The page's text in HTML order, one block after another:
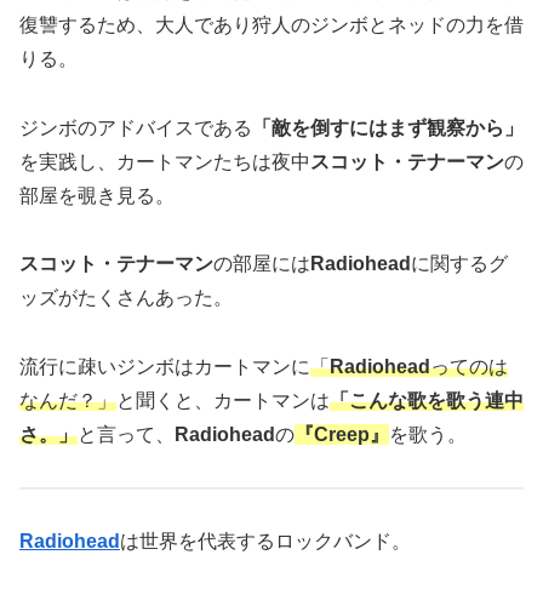
復讐するため、大人であり狩人のジンボとネッドの力を借
りる。
ジンボのアドバイスである
「敵を倒すにはまず観察から」
を実践し、カートマンたちは夜中 スコット・テナーマンの
部屋を覗き見る。
スコット・テナーマンの部屋には Radiohead に関するグ
ッズがたくさんあった。
流行に疎いジンボはカートマンに「Radioheadってのは
なんだ？」と聞くと、カートマンは「こんな歌を歌う連中
さ。」と言って、 Radioheadの 『Creep』 を歌う。
Radiohead は世界を代表するロックバンド。